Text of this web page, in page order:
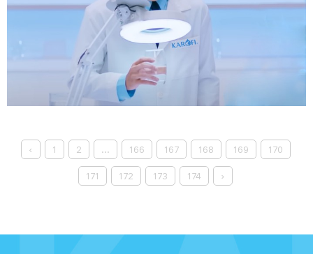
‹ 1 2 ... 166 167 168 169 170
171 172 173 174 ›